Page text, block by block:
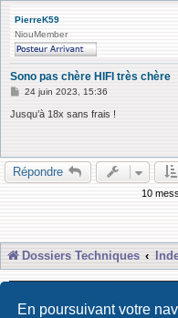
En poursuivant votre
PierreK59
NiouMember
Sono pas chère HIFI très chère
M
s
e
24 juin 2023, 15:36
Jusqu’à 18x sans frais !
Répondre
10
Dossiers Techniques